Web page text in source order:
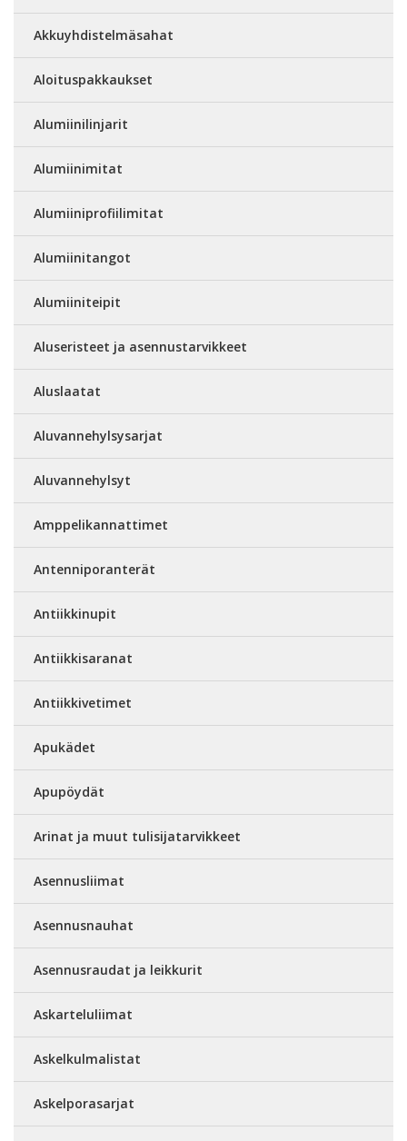
Akkuyhdistelmäsahat
Aloituspakkaukset
Alumiinilinjarit
Alumiinimitat
Alumiiniprofiilimitat
Alumiinitangot
Alumiiniteipit
Aluseristeet ja asennustarvikkeet
Aluslaatat
Aluvannehylsysarjat
Aluvannehylsyt
Amppelikannattimet
Antenniporanterät
Antiikkinupit
Antiikkisaranat
Antiikkivetimet
Apukädet
Apupöydät
Arinat ja muut tulisijatarvikkeet
Asennusliimat
Asennusnauhat
Asennusraudat ja leikkurit
Askarteluliimat
Askelkulmalistat
Askelporasarjat